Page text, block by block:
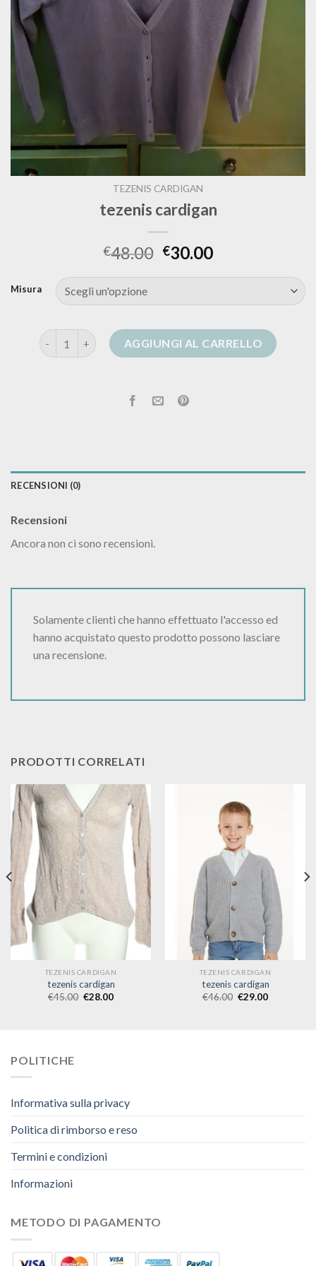
TEZENIS CARDIGAN
tezenis cardigan
€48.00 €30.00
Misura
tezenis cardigan quantitàAGGIUNGI AL CARRELLO
RECENSIONI (0)
Recensioni
Ancora non ci sono recensioni.
Solamente clienti che hanno effettuato l'accesso ed
hanno acquistato questo prodotto possono lasciare
una recensione.
PRODOTTI CORRELATI
TEZENIS CARDIGAN
tezenis cardigan
€45.00 €28.00
TEZENIS CARDIGAN
tezenis cardigan
€46.00 €29.00
POLITICHE
Informativa sulla privacy
Politica di rimborso e reso
Termini e condizioni
Informazioni
METODO DI PAGAMENTO